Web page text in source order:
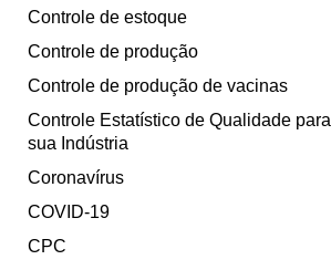
Controle de estoque
Controle de produção
Controle de produção de vacinas
Controle Estatístico de Qualidade para
sua Indústria
Coronavírus
COVID-19
CPC